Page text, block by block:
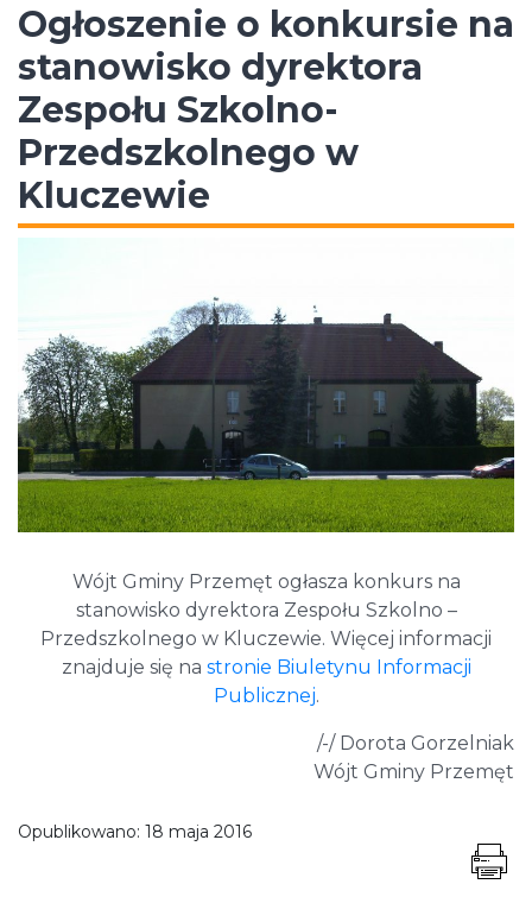
Ogłoszenie o konkursie na
stanowisko dyrektora
Zespołu Szkolno-
Przedszkolnego w
Kluczewie
Wójt Gminy Przemęt ogłasza konkurs na
stanowisko dyrektora Zespołu Szkolno –
Przedszkolnego w Kluczewie. Więcej informacji
znajduje się na stronie Biuletynu Informacji
Publicznej.
/-/ Dorota Gorzelniak
Wójt Gminy Przemęt
Opublikowano: 18 maja 2016